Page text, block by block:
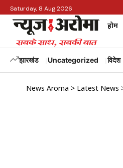
Saturday, 8 Aug 2026
होम
झारखंड Uncategorized विदेश
News Aroma > Latest News